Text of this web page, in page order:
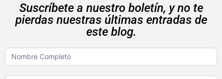
Suscríbete a nuestro boletín, y no te
pierdas nuestras últimas entradas de
este blog.
Boletin